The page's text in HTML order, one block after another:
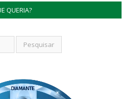
QUERIA?